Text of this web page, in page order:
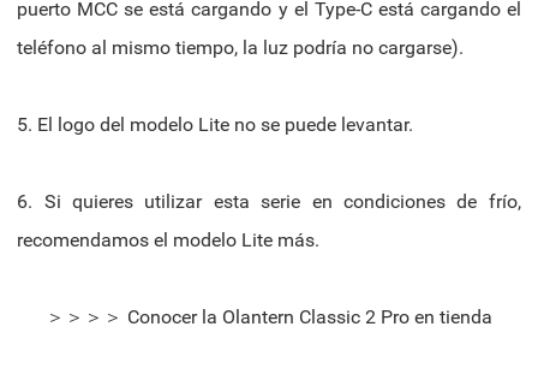
puerto MCC se está cargando y el Type-C está cargando el
teléfono al mismo tiempo, la luz podría no cargarse).
5. El logo del modelo Lite no se puede levantar.
6. Si quieres utilizar esta serie en condiciones de frío,
recomendamos el modelo Lite más.
＞＞＞＞ Conocer la Olantern Classic 2 Pro en tienda